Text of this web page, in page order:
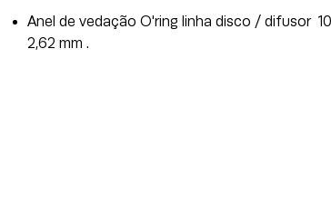
Anel de vedação O'ring linha disco / difusor
2,62 mm .